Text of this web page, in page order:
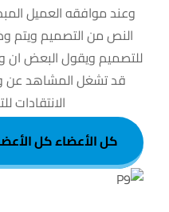
وعند موافقه العميل
النص من التصميم ويتم
للتصميم ويقول البعض ان
قد تشغل المشاهد عن
الانتقادات
كل الأعضاءكل